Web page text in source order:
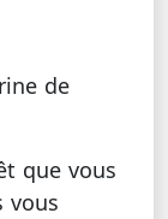
de
que vous
vous